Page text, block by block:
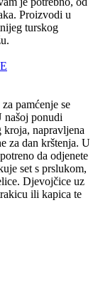
Proizvodi u
turskog
pamćenje se
našoj ponudi
kroja, napravljena
za dan krštenja. U
da odjenete
set s prslukom,
Djevojčice uz
ili kapica te